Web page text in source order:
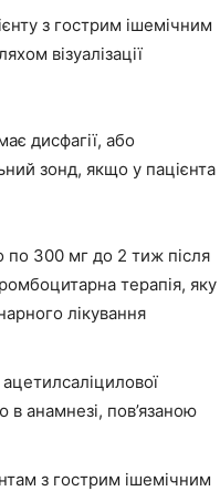
з гострим ішемічним
візуалізації
дисфагії, або
зонд, якщо у пацієнта
по 300 мг до 2 тиж після
терапія, яку
лікування
в анамнезі, пов’язаною
з гострим ішемічним